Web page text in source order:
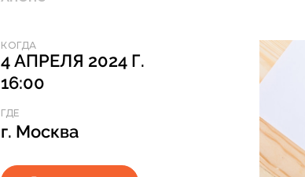
КОГДА
4 АПРЕЛЯ 2024 Г.
16:00
ГДЕ
г. Москва